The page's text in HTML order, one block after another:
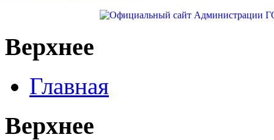
Верхнее
Главная
Верхнее